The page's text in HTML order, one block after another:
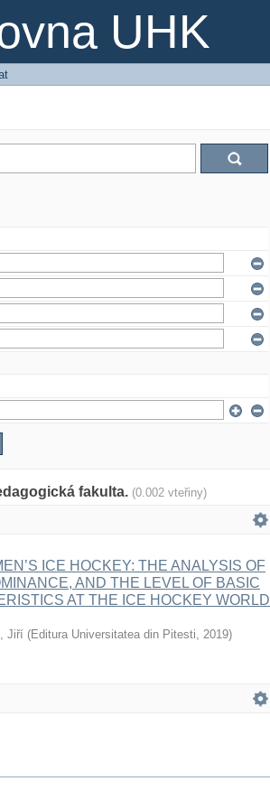
UHK
fakulta. (0.002 vteřiny)
ICE HOCKEY: THE ANALYSIS OF
AND THE LEVEL OF BASIC
AT THE ICE HOCKEY WORLD
Jiří (Editura Universitatea din Pitesti, 2019)